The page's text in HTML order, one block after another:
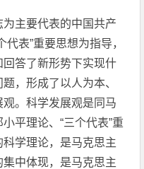
主要代表的中国共产
表”重要思想为指导，
答了新形势下实现什
，形成了以人为本、
。科学发展观是同马
平理论、“三个代表”重
学理论，是马克思主
中体现，是马克思主